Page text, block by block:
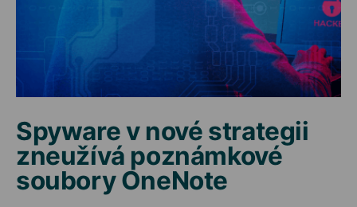
Spyware v nové strategii
zneužívá poznámkové
soubory OneNote